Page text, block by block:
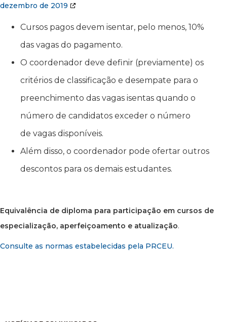
dezembro de 2019
Cursos pagos devem isentar, pelo menos, 10%
das vagas do pagamento.
O coordenador deve definir (previamente) os
critérios de classificação e desempate para o
preenchimento das vagas isentas quando o
número de candidatos exceder o número
de vagas disponíveis.
Além disso, o coordenador pode ofertar outros
descontos para os demais estudantes.
Equivalência de diploma para participação em cursos de
especialização, aperfeiçoamento e atualização.
Consulte as normas estabelecidas pela PRCEU.